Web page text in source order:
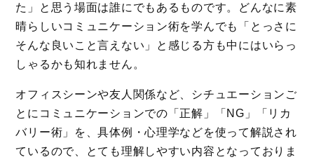
た」と思う場面は誰にでもあるものです。どんなに素
晴らしいコミュニケーション術を学んでも「とっさに
そんな良いこと言えない」と感じる方も中にはいらっ
しゃるかも知れません。
オフィスシーンや友人関係など、シチュエーションご
とにコミュニケーションでの「正解」「NG」「リカ
バリー術」を、具体例・心理学などを使って解説され
ているので、とても理解しやすい内容となっておりま